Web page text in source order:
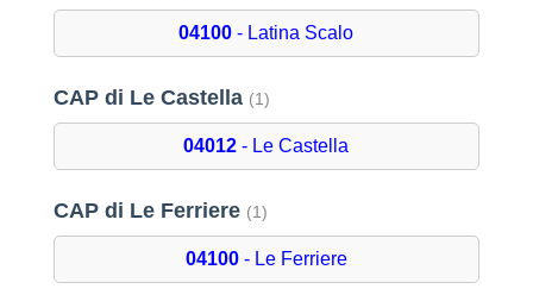
04100 - Latina Scalo
CAP di Le Castella (1)
04012 - Le Castella
CAP di Le Ferriere (1)
04100- Le Ferriere